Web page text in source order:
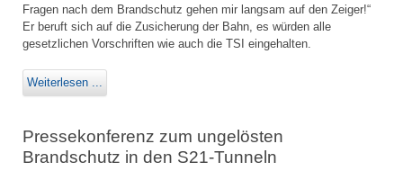
Fragen nach dem Brandschutz gehen mir langsam auf den Zeiger!“
Er beruft sich auf die Zusicherung der Bahn, es würden alle
gesetzlichen Vorschriften wie auch die TSI eingehalten.
Weiterlesen ...
Pressekonferenz zum ungelösten
Brandschutz in den S21-Tunneln